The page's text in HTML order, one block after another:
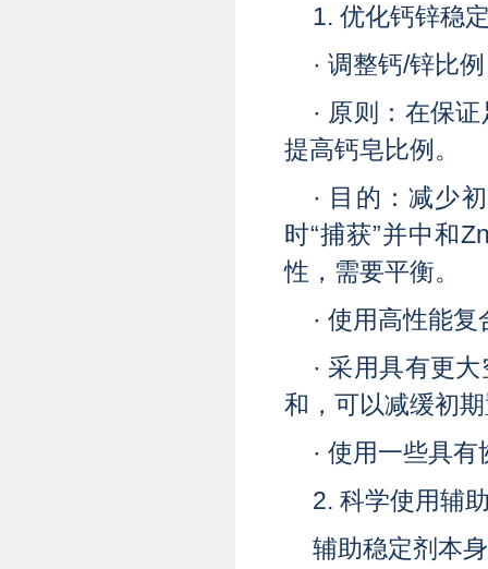
1. 优化钙锌稳
· 调整钙/锌比
· 原则：在保
提高钙皂比例。
· 目的：减少
时“捕获”并中和
性，需要平衡。
· 使用高性能复
· 采用具有更
和，可以减缓初
· 使用一些具
2. 科学使用辅
辅助稳定剂本